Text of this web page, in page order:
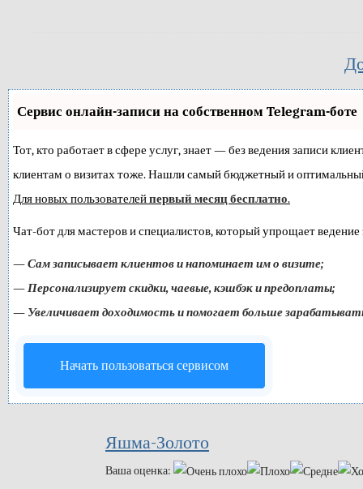
Сервис онлайн-записи на собственном Telegram-боте
Тот, кто работает в сфере услуг, знает — без ведения записи
клиентам о визитах тоже. Нашли самый бюджетный и
Для новых пользователейпервый месяц бесплатно.
Чат-бот для мастеров и специалистов, который упрощает ведение
—Сам записывает клиентов и напоминает им о визите;
— Персонализирует скидки, чаевые, кэшбэк и предоплаты;
— Увеличивает доходимость и помогает больше
Начать пользоваться сервисом
Яшма-Золото
Ваша оценка: